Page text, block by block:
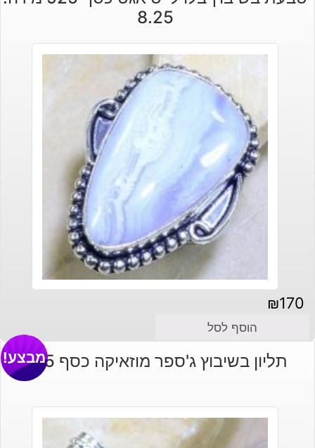
8.25
₪170
הוסף לסל
תליון בשיבוץ ג'ספר מוזאיקה כסף 925 מבצע!